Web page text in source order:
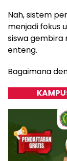
Nah, sistem
menjadi fokus
siswa gembira
enteng.
Bagaimana